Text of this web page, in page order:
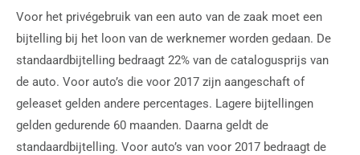
Voor het privégebruik van een auto van de zaak moet een
bijtelling bij het loon van de werknemer worden gedaan. De
standaardbijtelling bedraagt 22% van de catalogusprijs van
de auto. Voor auto’s die voor 2017 zijn aangeschaft of
geleaset gelden andere percentages. Lagere bijtellingen
gelden gedurende 60 maanden. Daarna geldt de
standaardbijtelling. Voor auto’s van voor 2017 bedraagt de